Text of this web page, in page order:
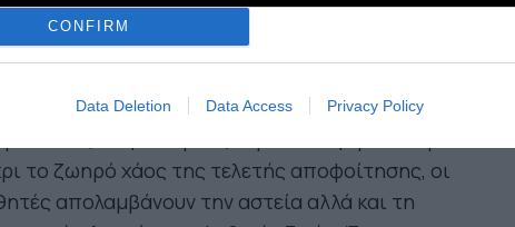
CONFIRM
Data Deletion Data Access Privacy Policy
καλοκαιρινό της έρωτα. Οι διάδρομοι του
ζωντανεύουν με διάσημα τραγούδια και
πνεύμα της νεότητας. Από τους
το ζωηρό χάος της τελετής αποφοίτησης, οι
απολαμβάνουν την αστεία αλλά και τη